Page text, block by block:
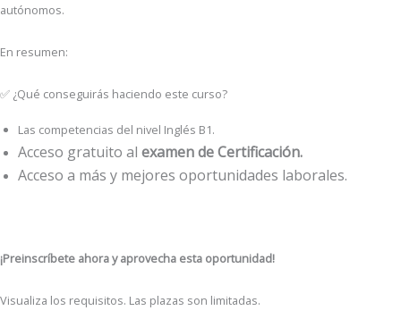
autónomos.
En resumen:
✅ ¿Qué conseguirás haciendo este curso?
Las competencias del nivel Inglés B1.
Acceso gratuito al examen de Certificación.
Acceso a más y mejores oportunidades laborales.
¡Preinscríbete ahora y aprovecha esta oportunidad!
Visualiza los requisitos. Las plazas son limitadas.